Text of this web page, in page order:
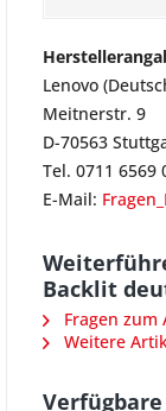
Lenovo
Meitnerstr. 9
D-70563
Tel. 0711 6569
E-Mail:
Backlit
Fragen zum
Weitere